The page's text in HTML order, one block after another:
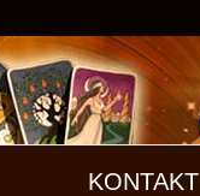
KONTAKT